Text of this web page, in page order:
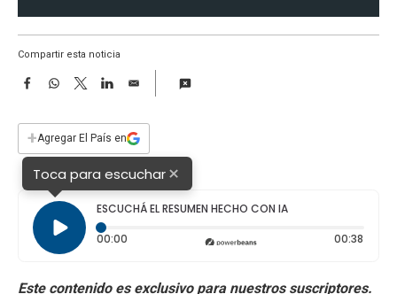
Compartir esta noticia
F
e
b
o
o
W
s
p
p
T
w
t
r
L
I
n
E
i
l
+Agregar El País en
Toca para escuchar×
ESCUCHÁ EL RESUMEN HECHO CON IA
00:00 Tiempo transcurrido: 0 segundos 00:38